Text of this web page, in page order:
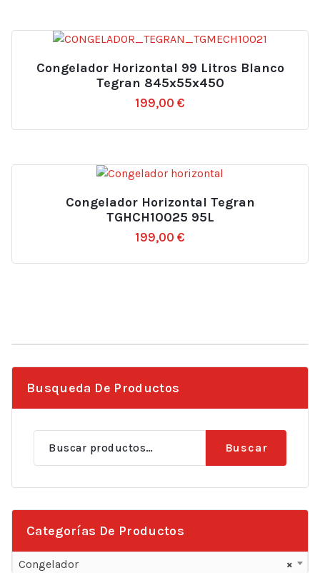
Congelador Horizontal 99 Litros Blanco
Tegran 845x55x450
199,00 €
Congelador Horizontal Tegran
TGHCH10025 95L
199,00 €
Busqueda De Productos
Buscar
Buscar
Categorías De Productos
×
Congelador